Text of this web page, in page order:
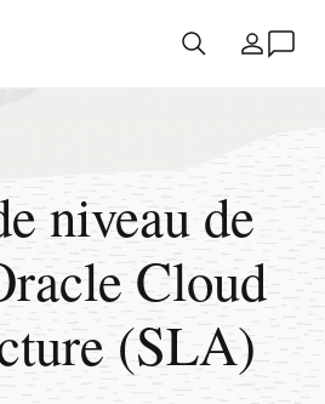
Pays
niveau de
Cloud
(SLA)